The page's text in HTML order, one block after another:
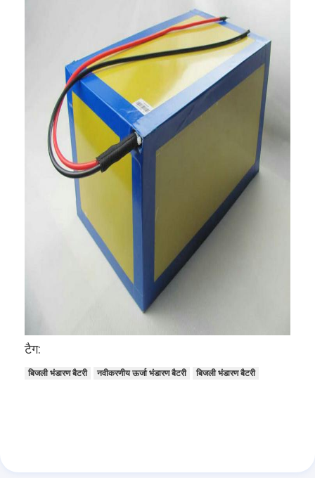
लिथियम LiFePO4 बैटरी
लिथियम आयन रिचार्जेबल बैटरी
लिथियम पॉलिमर बैटरी
ऊर्जा भंडारण बैटरी
एनआईसीडी रिचार्जेबल बैटरी
लिथियम आयन बैटरी पैक
टैग:
बिजली भंडारण बैटरी नवीकरणीय ऊर्जा भंडारण बैटरी बिजली भंडारण बैटरी